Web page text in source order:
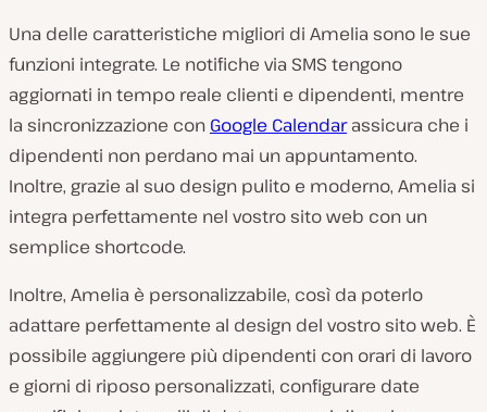
Una delle caratteristiche migliori di Amelia sono le sue
funzioni integrate. Le notifiche via SMS tengono
aggiornati in tempo reale clienti e dipendenti, mentre
la sincronizzazione con Google Calendarassicura che i
dipendenti non perdano mai un appuntamento.
Inoltre, grazie al suo design pulito e moderno, Amelia si
integra perfettamente nel vostro sito web con un
semplice shortcode.
Inoltre, Amelia è personalizzabile, così da poterlo
adattare perfettamente al design del vostro sito web. È
possibile aggiungere più dipendenti con orari di lavoro
e giorni di riposo personalizzati, configurare date